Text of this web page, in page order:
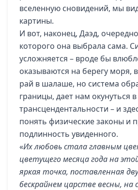
вселенную сновидений, мы
картины.
И вот, наконец, Даэд,
которого она выбрала сама.
усложняется – вроде бы
оказываются на берегу моря,
рай в шалаше, но система
границы, дает нам окунуться
трансцендентальности – и
понять физические законы и
подлинность увиденного.
«Их любовь стала главным
цветущего месяца года на
яркая точка, поставленная
бескрайнем царстве весны, на